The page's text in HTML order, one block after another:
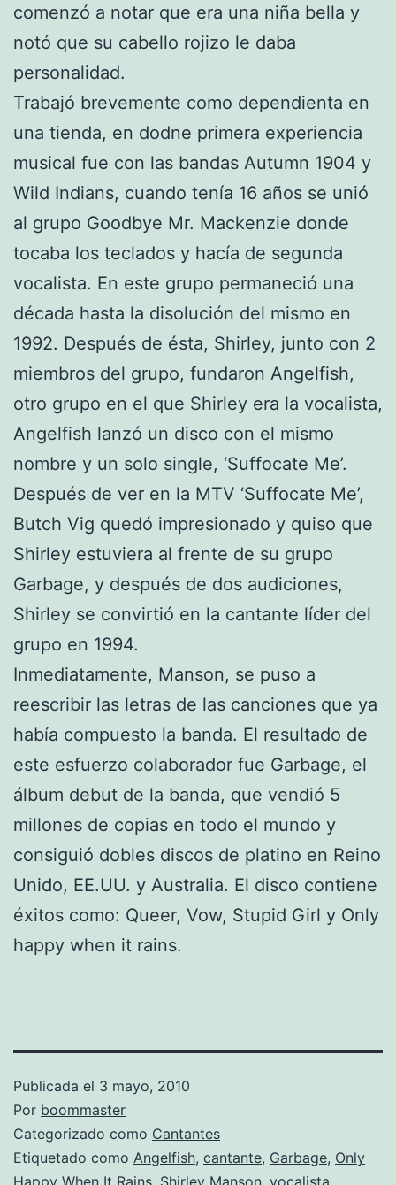
comenzó a notar que era una niña bella y
notó que su cabello rojizo le daba
personalidad.
Trabajó brevemente como dependienta en
una tienda, en dodne primera experiencia
musical fue con las bandas Autumn 1904 y
Wild Indians, cuando tenía 16 años se unió
al grupo Goodbye Mr. Mackenzie donde
tocaba los teclados y hacía de segunda
vocalista. En este grupo permaneció una
década hasta la disolución del mismo en
1992. Después de ésta, Shirley, junto con 2
miembros del grupo, fundaron Angelfish,
otro grupo en el que Shirley era la vocalista,
Angelfish lanzó un disco con el mismo
nombre y un solo single, ‘Suffocate Me’.
Después de ver en la MTV ‘Suffocate Me’,
Butch Vig quedó impresionado y quiso que
Shirley estuviera al frente de su grupo
Garbage, y después de dos audiciones,
Shirley se convirtió en la cantante líder del
grupo en 1994.
Inmediatamente, Manson, se puso a
reescribir las letras de las canciones que ya
había compuesto la banda. El resultado de
este esfuerzo colaborador fue Garbage, el
álbum debut de la banda, que vendió 5
millones de copias en todo el mundo y
consiguió dobles discos de platino en Reino
Unido, EE.UU. y Australia. El disco contiene
éxitos como: Queer, Vow, Stupid Girl y Only
happy when it rains.
Publicada el 3 mayo, 2010
Por boommaster
Categorizado como Cantantes
Etiquetado como Angelfish, cantante, Garbage, Only
Happy When It Rains Shirley Manson vocalista